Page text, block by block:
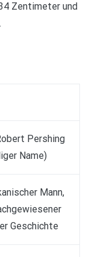
Zentimeter und
Pershing
Name)
Mann,
Geschichte